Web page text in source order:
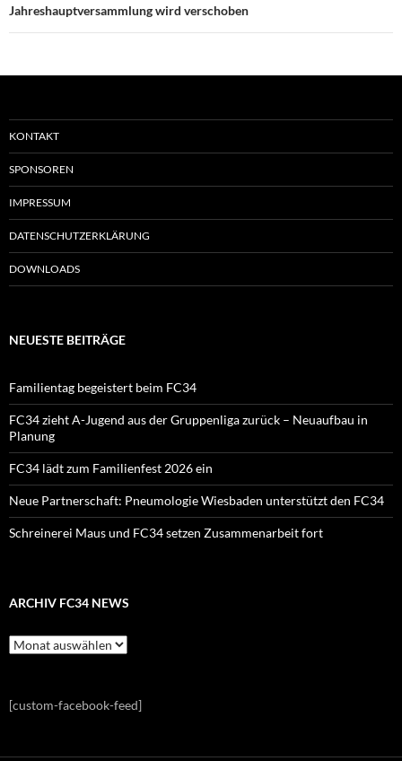
Jahreshauptversammlung wird verschoben
KONTAKT
SPONSOREN
IMPRESSUM
DATENSCHUTZERKLÄRUNG
DOWNLOADS
NEUESTE BEITRÄGE
Familientag begeistert beim FC34
FC34 zieht A-Jugend aus der Gruppenliga zurück – Neuaufbau in
Planung
FC34 lädt zum Familienfest 2026 ein
Neue Partnerschaft: Pneumologie Wiesbaden unterstützt den FC34
Schreinerei Maus und FC34 setzen Zusammenarbeit fort
ARCHIV FC34 NEWS
Archiv
FC34
[custom-facebook-feed]